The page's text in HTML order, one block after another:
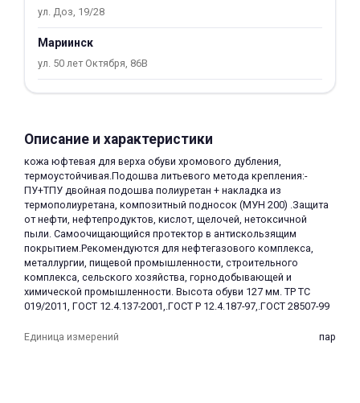
ул. Доз, 19/28
Мариинск
ул. 50 лет Октября, 86В
Описание и характеристики
кожа юфтевая для верха обуви хромового дубления,
термоустойчивая.Подошва литьевого метода крепления:-
ПУ+ТПУ двойная подошва полиуретан + накладка из
термополиуретана, композитный подносок (МУН 200) .Защита
от нефти, нефтепродуктов, кислот, щелочей, нетоксичной
пыли. Самоочищающийся протектор в антискользящим
покрытием.Рекомендуются для нефтегазового комплекса,
металлургии, пищевой промышленности, строительного
комплекса, сельского хозяйства, горнодобывающей и
химической промышленности. Высота обуви 127 мм. ТР ТС
019/2011, ГОСТ 12.4.137-2001,.ГОСТ Р 12.4.187-97,.ГОСТ 28507-99
Единица измерений пар
раз в 2 недели